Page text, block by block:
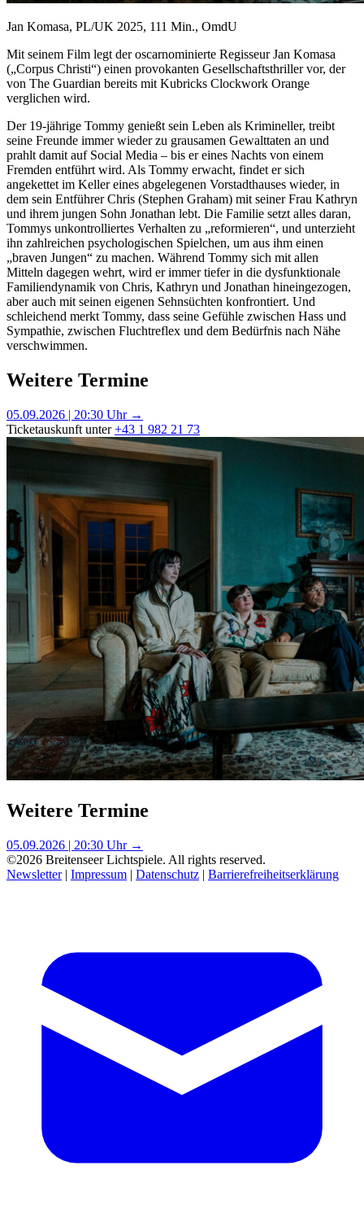
Jan Komasa, PL/UK 2025, 111 Min., OmdU
Mit seinem Film legt der oscarnominierte Regisseur Jan Komasa
(„Corpus Christi“) einen provokanten Gesellschaftsthriller vor, der
von The Guardian bereits mit Kubricks Clockwork Orange
verglichen wird.
Der 19-jährige Tommy genießt sein Leben als Krimineller, treibt
seine Freunde immer wieder zu grausamen Gewalttaten an und
prahlt damit auf Social Media – bis er eines Nachts von einem
Fremden entführt wird. Als Tommy erwacht, findet er sich
angekettet im Keller eines abgelegenen Vorstadthauses wieder, in
dem sein Entführer Chris (Stephen Graham) mit seiner Frau Kathryn
und ihrem jungen Sohn Jonathan lebt. Die Familie setzt alles daran,
Tommys unkontrolliertes Verhalten zu „reformieren“, und unterzieht
ihn zahlreichen psychologischen Spielchen, um aus ihm einen
„braven Jungen“ zu machen. Während Tommy sich mit allen
Mitteln dagegen wehrt, wird er immer tiefer in die dysfunktionale
Familiendynamik von Chris, Kathryn und Jonathan hineingezogen,
aber auch mit seinen eigenen Sehnsüchten konfrontiert. Und
schleichend merkt Tommy, dass seine Gefühle zwischen Hass und
Sympathie, zwischen Fluchtreflex und dem Bedürfnis nach Nähe
verschwimmen.
Weitere Termine
05.09.2026 | 20:30 Uhr →
Ticketauskunft unter+43 1 982 21 73
Weitere Termine
05.09.2026 | 20:30 Uhr →
©2026 Breitenseer Lichtspiele. All rights reserved.
Newsletter| Impressum | Datenschutz | Barrierefreiheitserklärung